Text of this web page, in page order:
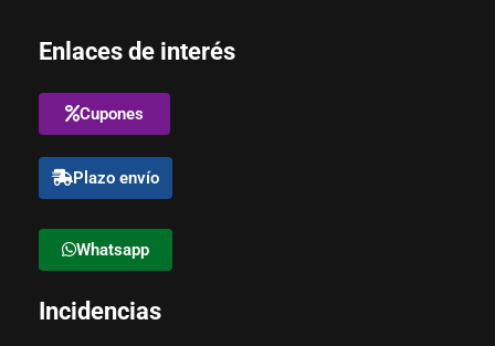
Enlaces de interés
Cupones
Plazo envío
Whatsapp
Incidencias